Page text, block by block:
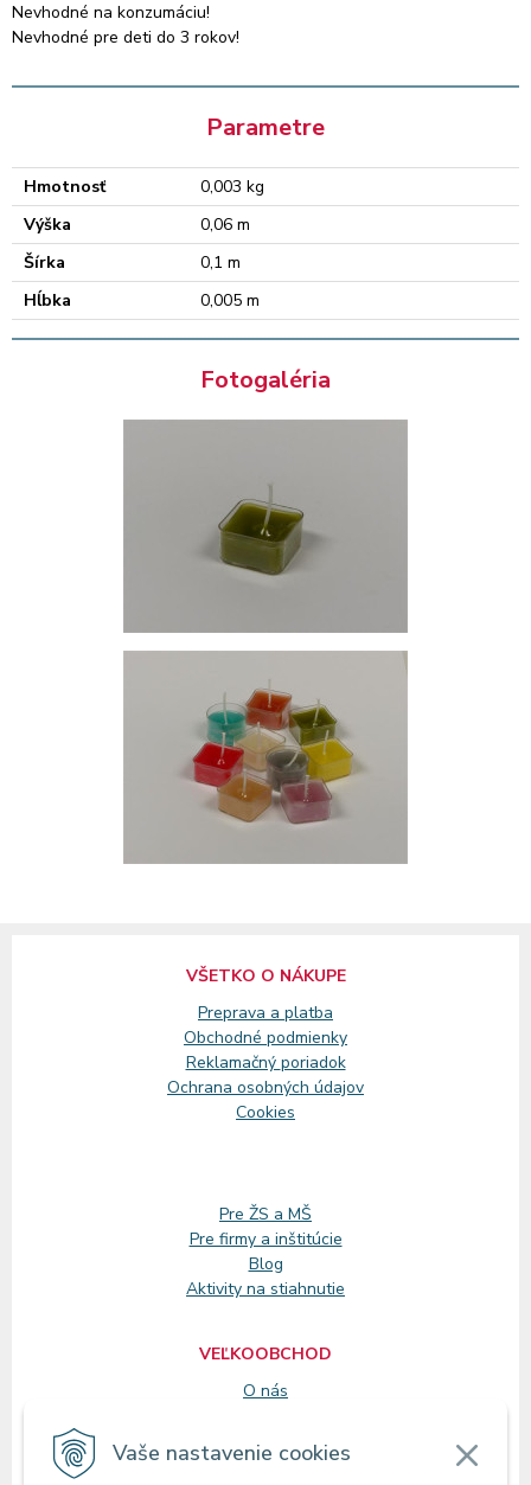
Vaše nastavenie cookies
Nevhodné na konzumáciu!
Nevhodné pre deti do 3 rokov!
Parametre
Hmotnosť
0,003 kg
Výška
0,06 m
Šírka
0,1 m
Hĺbka
0,005 m
Fotogaléria
VŠETKO O NÁKUPE
Preprava a platba
Obchodné podmienky
Reklamačný poriadok
Ochrana osobných údajov
Cookies
Pre ŽS a MŠ
Pre firmy a inštitúcie
Blog
Aktivity na stiahnutie
VEĽKOOBCHOD
O nás